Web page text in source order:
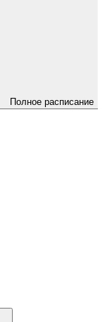
Полное расписание